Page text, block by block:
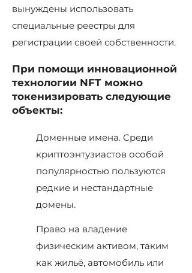
вынуждены использовать
специальные реестры для
регистрации своей собственности.
При помощи инновационной
технологии NFT можно
токенизировать следующие
объекты:
Доменные имена. Среди
криптоэнтузиастов особой
популярностью пользуются
редкие и нестандартные
домены.
Право на владение
физическим активом, таким
как жильё, автомобиль или